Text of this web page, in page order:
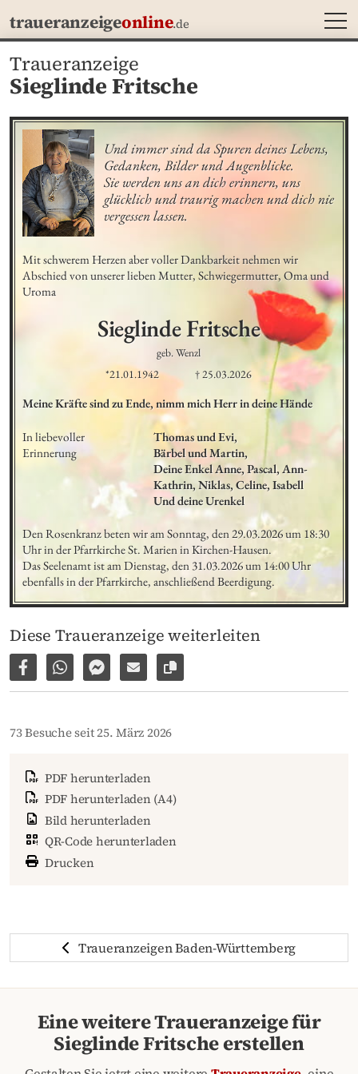
traueranzeigeonline.de
Traueranzeige
Sieglinde Fritsche
Und immer sind da Spuren deines Lebens,
Gedanken, Bilder und Augenblicke.
Sie werden uns an dich erinnern, uns
glücklich und traurig machen und dich nie
vergessen lassen.
Mit schwerem Herzen aber voller Dankbarkeit nehmen wir
Abschied von unserer lieben Mutter, Schwiegermutter, Oma und
Uroma
SieglindeFritsche
geb. Wenzl
*21.01.1942
† 25.03.2026
Meine Kräfte sind zu Ende, nimm mich Herr in deine Hände
In liebevoller
Erinnerung
Thomas und Evi,
Bärbel und Martin,
Deine Enkel Anne, Pascal, Ann-
Kathrin, Niklas, Celine, Isabell
Und deine Urenkel
Den Rosenkranz beten wir am Sonntag, den 29.03.2026 um 18:30
Uhr in der Pfarrkirche St. Marien in Kirchen-Hausen.
Das Seelenamt ist am Dienstag, den 31.03.2026 um 14:00 Uhr
ebenfalls in der Pfarrkirche, anschließend Beerdigung.
Diese Traueranzeige weiterleiten
Auf Facebook teilen
Per WhatsApp weiterleiten
Per Facebook Messenger weiterleiten
Per E-Mail versenden
Link zur Seite kopieren
73 Besuche seit 25. März 2026
PDF herunterladen
PDF herunterladen (A4)
Bild herunterladen
QR-Code herunterladen
Drucken
Traueranzeigen Baden-Württemberg
Eine weitere Traueranzeige für
Sieglinde Fritsche erstellen